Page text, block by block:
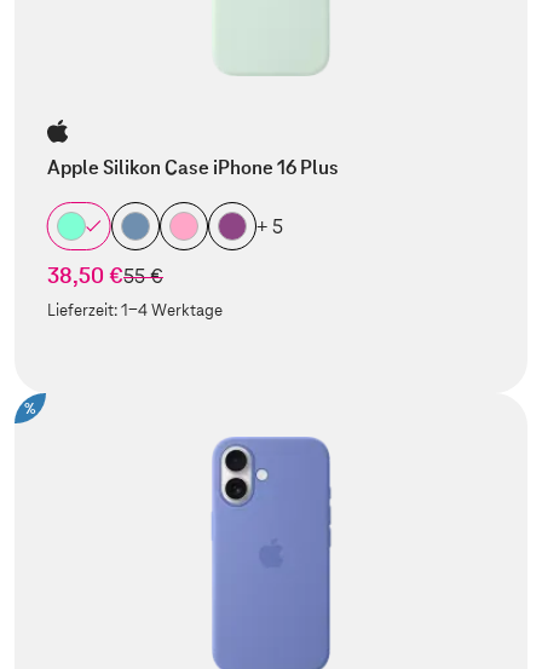
Apple Silikon Case iPhone 16 Plus
+ 5
38,50 €statt
55 €
Lieferzeit:1-4 Werktage
%